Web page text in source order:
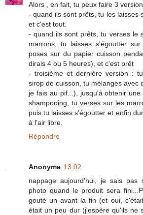
Alors , en fait, tu peux faire 3
- quand ils sont prêts, tu les laisses
et c'est tout.
- quand ils sont prêts, tu verses le
marrons, tu laisses s'égoutter
poses sur du papier cuisson
dirais 4 ou 5 heures), et c'est prêt
- troisième et dernière version :
sirop de cuisson, tu mélanges avec
je fais au pif...), jusqu'à obtenir
shampooing, tu verses sur les
puis tu laisses s'égoutter et enfin
à l'air libre.
Répondre
Anonyme 13:02
nappage aujourd'hui, je sais
photo quand le produit sera
gouté un avant la fin (et oui,
était un peu dur (j'espère qu'ils ne